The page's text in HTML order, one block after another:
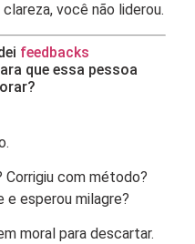
você não liderou.
feedbacks
que essa pessoa
Corrigiu com método?
e esperou milagre?
moral para descartar.